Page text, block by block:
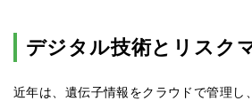
デジタル技術とリスク
近年は、遺伝子情報をクラウドで管理し